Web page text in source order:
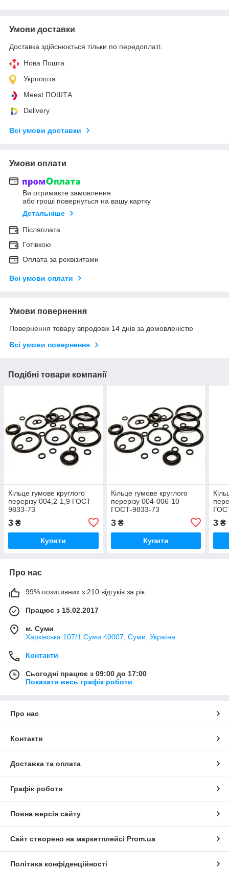
Умови доставки
Доставка здійснюється тільки по передоплаті.
Нова Пошта
Укрпошта
Meest ПОШТА
Delivery
Всі умови доставки
Умови оплати
Ви отримаєте замовлення
або гроші повернуться на вашу картку
Детальніше
Післяплата
Готівкою
Оплата за реквізитами
Всі умови оплати
Умови повернення
Повернення товару впродовж 14 днів за домовленістю
Всі умови повернення
Подібні товари компанії
Кільце гумове круглого
перерізу 004,2-1,9 ГОСТ
9833-73
3 ₴
Купити
Кільце гумове круглого
перерізу 004-006-10
ГОСТ-9833-73
3₴
Купити
3 ₴
Про нас
99% позитивних з 210 відгуків за рік
Працює з 15.02.2017
м. Суми
Харківська 107/1 Суми 40007, Суми, Україна
Контакти
Сьогодні працює з 09:00 до 17:00
Показати весь графік роботи
Про нас
Контакти
Доставка та оплата
Графік роботи
Повна версія сайту
Сайт створено на маркетплейсі Prom.ua
Політика конфіденційності